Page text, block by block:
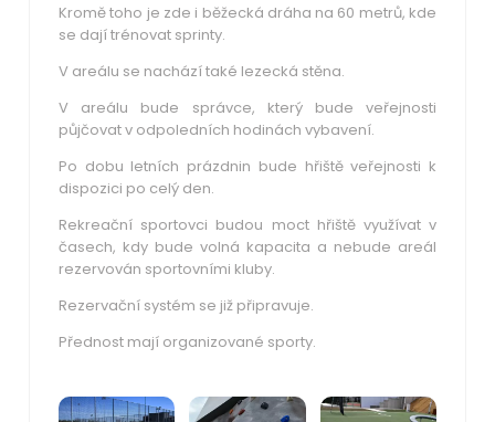
Kromě toho je zde i běžecká dráha na 60 metrů, kde
se dají trénovat sprinty.
V areálu se nachází také lezecká stěna.
V areálu bude správce, který bude veřejnosti
půjčovat v odpoledních hodinách vybavení.
Po dobu letních prázdnin bude hřiště veřejnosti k
dispozici po celý den.
Rekreační sportovci budou moct hřiště využívat v
časech, kdy bude volná kapacita a nebude areál
rezervován sportovními kluby.
Rezervační systém se již připravuje.
Přednost mají organizované sporty.